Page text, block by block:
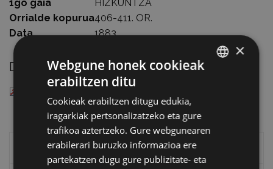
1go gaia
HIZKUNTZA
Orrialde kopurua406-411. OR.
Data
1883
Deskargatu
Eibarko liburuak
×
Webgune honek cookieak
erabiltzen ditu
Cookieak erabiltzen ditugu edukia,
iragarkiak pertsonalizatzeko eta gure
trafikoa aztertzeko. Gure webgunearen
erabilerari buruzko informazioa ere
partekatzen dugu gure publizitate- eta